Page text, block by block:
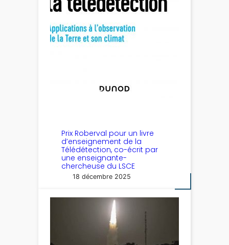
Prix Roberval pour un livre
d’enseignement de la
Télédétection, co-écrit par
une enseignante-
chercheuse du LSCE
18 décembre 2025